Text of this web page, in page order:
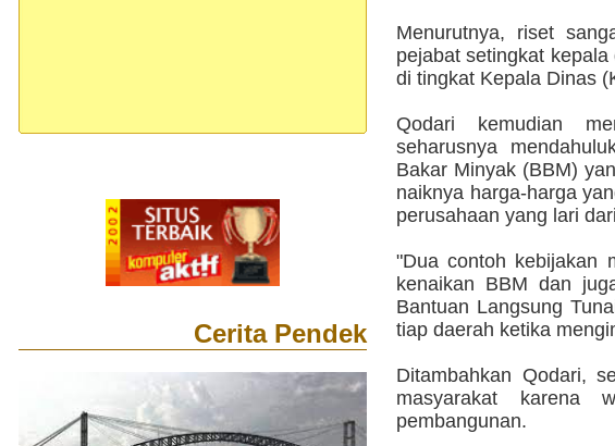
Cerita Pendek
Menurutnya, riset
pejabat setingkat
di tingkat Kepala Dinas
Qodari kemudian
seharusnya
Bakar Minyak (BBM)
naiknya harga-harga
perusahaan yang lari
"Dua contoh kebijakan
kenaikan BBM dan
Bantuan Langsung
tiap daerah ketika
Ditambahkan Qodari,
masyarakat karena
pembangunan.